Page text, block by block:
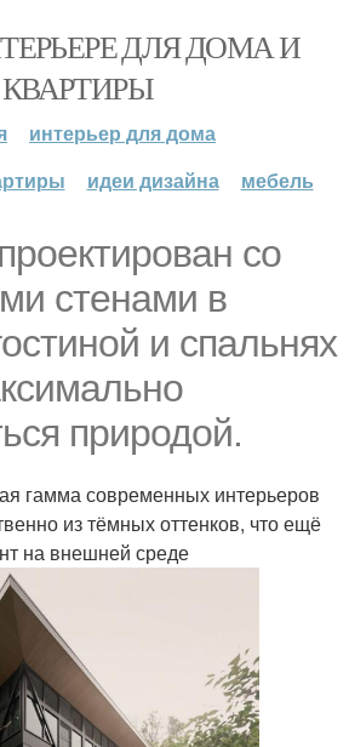
ДЛЯ ДОМА И
КВАРТИРЫ
интерьер для дома
идеи дизайна мебель
со
стенами в
и спальнях
природой.
гамма современных интерьеров
из тёмных оттенков, что ещё
на внешней среде